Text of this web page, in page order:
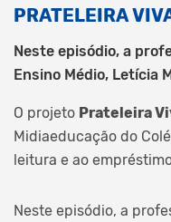
PRATELEIRA
Neste episódio, a
Ensino Médio, Letícia
O projeto Prateleira
Midiaeducação do
leitura e ao
Neste episódio, a